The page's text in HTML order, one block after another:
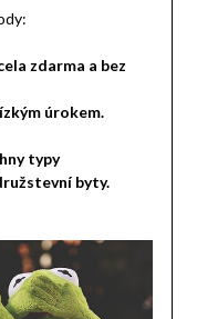
zdarma a bez
úrokem.
typy
byty.